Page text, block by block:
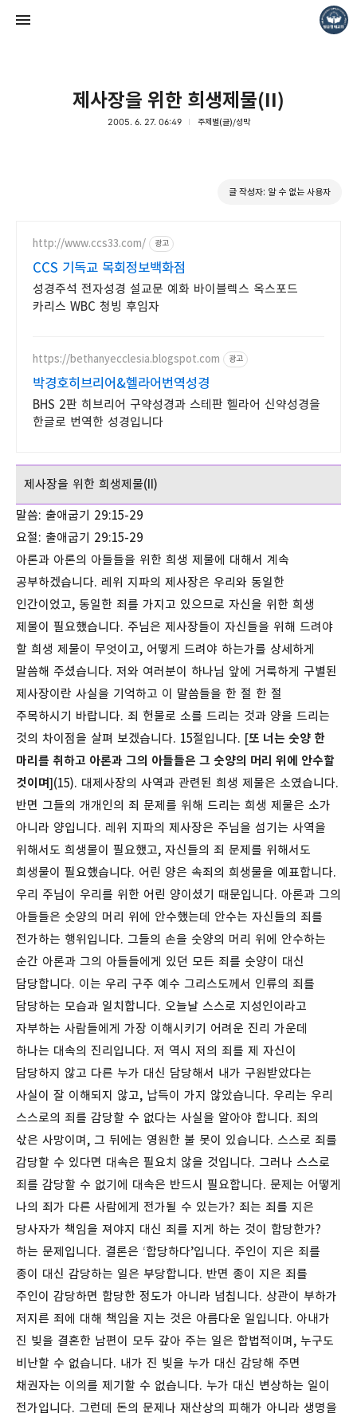
제사장을 위한 희생제물(II)
2005. 6. 27. 06:49 주제별(글)/성막
글 작성자: 알 수 없는 사용자
http://www.ccs33.com/ 광고
CCS 기독교 목회정보백화점
성경주석 전자성경 설교문 예화 바이블렉스 옥스포드
카리스 WBC 청빙 후임자
https://bethanyecclesia.blogspot.com 광고
박경호히브리어&헬라어번역성경
BHS 2판 히브리어 구약성경과 스테판 헬라어 신약성경을
한글로 번역한 성경입니다
제사장을 위한 희생제물(II)
말씀: 출애굽기 29:15-29
요절: 출애굽기 29:15-29
아론과 아론의 아들들을 위한 희생 제물에 대해서 계속
공부하겠습니다. 레위 지파의 제사장은 우리와 동일한
인간이었고, 동일한 죄를 가지고 있으므로 자신을 위한 희생
제물이 필요했습니다. 주님은 제사장들이 자신들을 위해 드려야
할 희생 제물이 무엇이고, 어떻게 드려야 하는가를 상세하게
말씀해 주셨습니다. 저와 여러분이 하나님 앞에 거룩하게 구별된
제사장이란 사실을 기억하고 이 말씀들을 한 절 한 절
주목하시기 바랍니다. 죄 헌물로 소를 드리는 것과 양을 드리는
것의 차이점을 살펴 보겠습니다. 15절입니다. [또 너는 숫양 한
마리를 취하고 아론과 그의 아들들은 그 숫양의 머리 위에 안수할
것이며](15). 대제사장의 사역과 관련된 희생 제물은 소였습니다.
반면 그들의 개개인의 죄 문제를 위해 드리는 희생 제물은 소가
아니라 양입니다. 레위 지파의 제사장은 주님을 섬기는 사역을
위해서도 희생물이 필요했고, 자신들의 죄 문제를 위해서도
희생물이 필요했습니다. 어린 양은 속죄의 희생물을 예표합니다.
우리 주님이 우리를 위한 어린 양이셨기 때문입니다. 아론과 그의
아들들은 숫양의 머리 위에 안수했는데 안수는 자신들의 죄를
전가하는 행위입니다. 그들의 손을 숫양의 머리 위에 안수하는
순간 아론과 그의 아들들에게 있던 모든 죄를 숫양이 대신
담당합니다. 이는 우리 구주 예수 그리스도께서 인류의 죄를
담당하는 모습과 일치합니다. 오늘날 스스로 지성인이라고
자부하는 사람들에게 가장 이해시키기 어려운 진리 가운데
하나는 대속의 진리입니다. 저 역시 저의 죄를 제 자신이
담당하지 않고 다른 누가 대신 담당해서 내가 구원받았다는
사실이 잘 이해되지 않고, 납득이 가지 않았습니다. 우리는 우리
스스로의 죄를 감당할 수 없다는 사실을 알아야 합니다. 죄의
삯은 사망이며, 그 뒤에는 영원한 불 못이 있습니다. 스스로 죄를
감당할 수 있다면 대속은 필요치 않을 것입니다. 그러나 스스로
죄를 감당할 수 없기에 대속은 반드시 필요합니다. 문제는 어떻게
나의 죄가 다른 사람에게 전가될 수 있는가? 죄는 죄를 지은
당사자가 책임을 져야지 대신 죄를 지게 하는 것이 합당한가?
하는 문제입니다. 결론은 ‘합당하다’입니다. 주인이 지은 죄를
종이 대신 감당하는 일은 부당합니다. 반면 종이 지은 죄를
주인이 감당하면 합당한 정도가 아니라 넘칩니다. 상관이 부하가
저지른 죄에 대해 책임을 지는 것은 아름다운 일입니다. 아내가
진 빚을 결혼한 남편이 모두 갚아 주는 일은 합법적이며, 누구도
비난할 수 없습니다. 내가 진 빚을 누가 대신 감당해 주면
채권자는 이의를 제기할 수 없습니다. 누가 대신 변상하는 일이
전가입니다. 그런데 돈의 문제나 재산상의 피해가 아니라 생명을
Pastor. Yoon